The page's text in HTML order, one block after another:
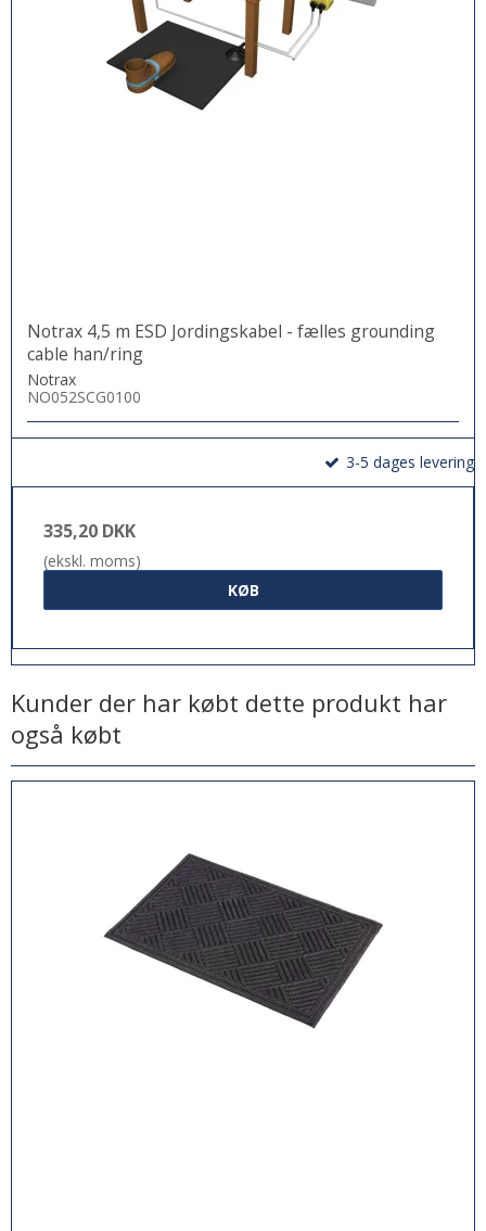
Notrax 4,5 m ESD Jordingskabel - fælles grounding
cable han/ring
Notrax
NO052SCG0100
3-5 dages levering
335,20 DKK
(ekskl. moms)
KØB
Kunder der har købt dette produkt har
også købt